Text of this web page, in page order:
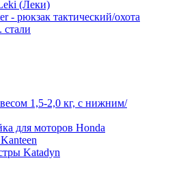
(Леки)
- рюкзак тактический/охота
1,5-2,0 кг, с нижним/
для моторов Honda
Katadyn